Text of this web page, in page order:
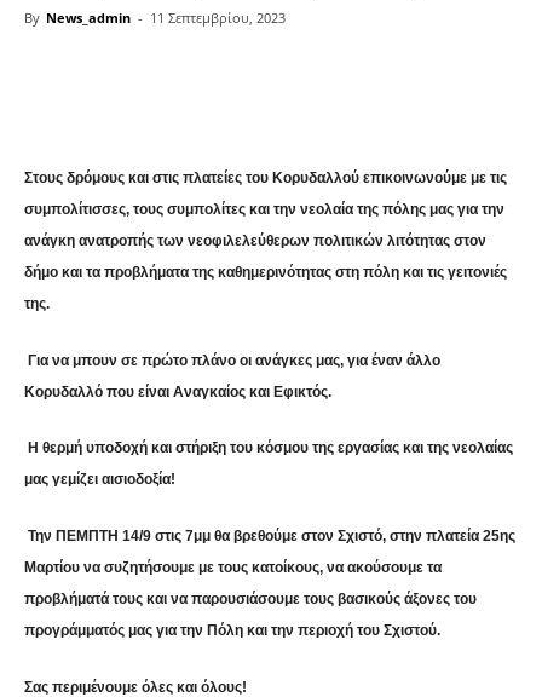
By News_admin - 11 Σεπτεμβρίου, 2023
Στους δρόμους και στις πλατείες του Κορυδαλλού επικοινωνούμε με τις
συμπολίτισσες, τους συμπολίτες και την νεολαία της πόλης μας για την
ανάγκη ανατροπής των νεοφιλελεύθερων πολιτικών λιτότητας στον
δήμο και τα προβλήματα της καθημερινότητας στη πόλη και τις γειτονιές
της.
Για να μπουν σε πρώτο πλάνο οι ανάγκες μας, για έναν άλλο
Κορυδαλλό που είναι Αναγκαίος και Εφικτός.
Η θερμή υποδοχή και στήριξη του κόσμου της εργασίας και της νεολαίας
μας γεμίζει αισιοδοξία!
Την ΠΕΜΠΤΗ 14/9 στις 7μμ θα βρεθούμε στον Σχιστό, στην πλατεία 25ης
Μαρτίου να συζητήσουμε με τους κατοίκους, να ακούσουμε τα
προβλήματά τους και να παρουσιάσουμε τους βασικούς άξονες του
προγράμματός μας για την Πόλη και την περιοχή του Σχιστού.
Σας περιμένουμε όλες και όλους!